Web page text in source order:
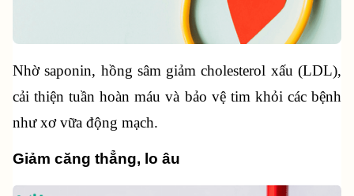
Nhờ saponin, hồng sâm giảm cholesterol xấu (LDL),
cải thiện tuần hoàn máu và bảo vệ tim khỏi các bệnh
như xơ vữa động mạch.
Giảm căng thẳng, lo âu